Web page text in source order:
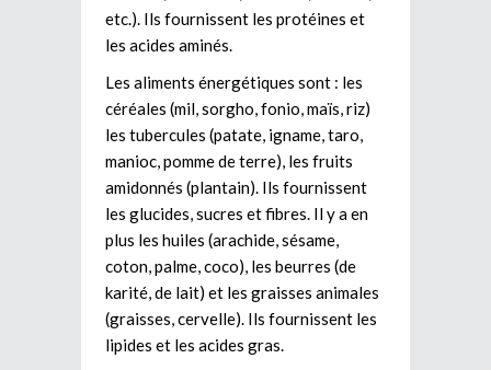
etc.). Ils fournissent les protéines et
les acides aminés.
Les aliments énergétiques sont : les
céréales (mil, sorgho, fonio, maïs, riz)
les tubercules (patate, igname, taro,
manioc, pomme de terre), les fruits
amidonnés (plantain). Ils fournissent
les glucides, sucres et fibres. Il y a en
plus les huiles (arachide, sésame,
coton, palme, coco), les beurres (de
karité, de lait) et les graisses animales
(graisses, cervelle). Ils fournissent les
lipides et les acides gras.